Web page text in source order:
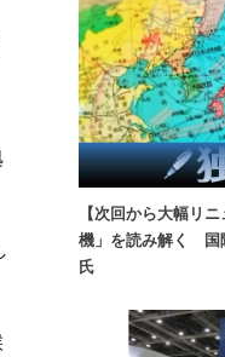
【次回から大幅リ
機」を読み解く 国
氏